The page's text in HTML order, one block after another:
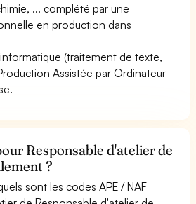
... complété par une
en production dans
(traitement de texte,
Assistée par Ordinateur -
Responsable d'atelier de
?
sont les codes APE / NAF